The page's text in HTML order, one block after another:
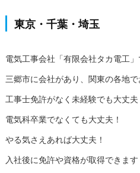
東京・千葉・埼玉
電気工事会社「有限会社タカ電工
三郷市に会社があり、関東の各地で
工事士免許がなく未経験でも大丈夫
電気科卒業でなくても大丈夫！
やる気さえあれば大丈夫！
入社後に免許や資格が取得できます